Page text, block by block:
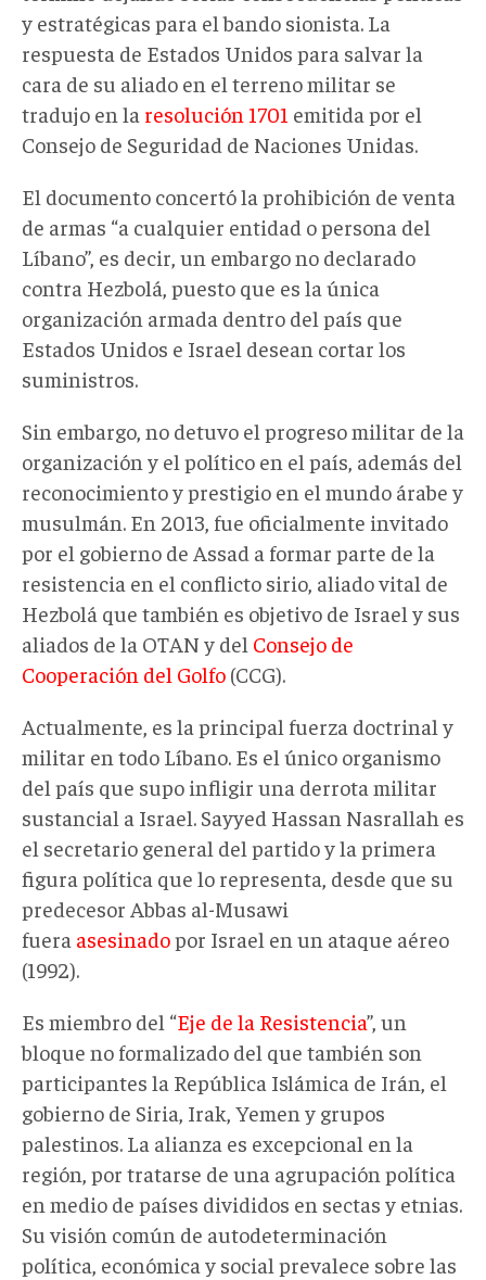
y estratégicas para el bando sionista. La
respuesta de Estados Unidos para salvar la
cara de su aliado en el terreno militar se
tradujo en la resolución 1701 emitida por el
Consejo de Seguridad de Naciones Unidas.
El documento concertó la prohibición de venta
de armas “a cualquier entidad o persona del
Líbano”, es decir, un embargo no declarado
contra Hezbolá, puesto que es la única
organización armada dentro del país que
Estados Unidos e Israel desean cortar los
suministros.
Sin embargo, no detuvo el progreso militar de la
organización y el político en el país, además del
reconocimiento y prestigio en el mundo árabe y
musulmán. En 2013, fue oficialmente invitado
por el gobierno de Assad a formar parte de la
resistencia en el conflicto sirio, aliado vital de
Hezbolá que también es objetivo de Israel y sus
aliados de la OTAN y del Consejo de
Cooperación del Golfo (CCG).
Actualmente, es la principal fuerza doctrinal y
militar en todo Líbano. Es el único organismo
del país que supo infligir una derrota militar
sustancial a Israel. Sayyed Hassan Nasrallah es
el secretario general del partido y la primera
figura política que lo representa, desde que su
predecesor Abbas al-Musawi
fuera asesinadopor Israel en un ataque aéreo
(1992).
Es miembro del “Eje de la Resistencia”, un
bloque no formalizado del que también son
participantes la República Islámica de Irán, el
gobierno de Siria, Irak, Yemen y grupos
palestinos. La alianza es excepcional en la
región, por tratarse de una agrupación política
en medio de países divididos en sectas y etnias.
Su visión común de autodeterminación
política, económica y social prevalece sobre las